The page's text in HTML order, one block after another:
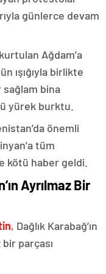
günlerce devam
Ağdam’a
ışığıyla birlikte
sağlam bina
yürek burktu.
önemli
tüm
kötü haber geldi.
Ayrılmaz Bir
, Dağlık Karabağ’ın
parçası